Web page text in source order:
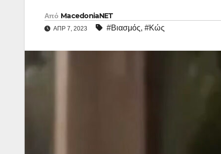
Από MacedoniaNET
ΑΠΡ 7, 2023 #Βιασμός, #Κώς